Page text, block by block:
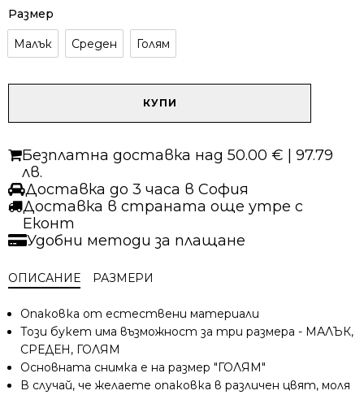
through
138.86 лв.
Размер
Малък Среден Голям
красота
Букет
КУПИ
Безплатна доставка над 50.00 € | 97.79
лв.
Доставка до 3 часа в София
Доставка в страната още утре с
Еконт
Удобни методи за плащане
ОПИСАНИЕ РАЗМЕРИ
Опаковка от естествени материали
Този букет има възможност за три размера - МАЛЪК,
СРЕДЕН, ГОЛЯМ
Основната снимка е на размер "ГОЛЯМ"
В случай, че желаете опаковка в различен цвят, моля